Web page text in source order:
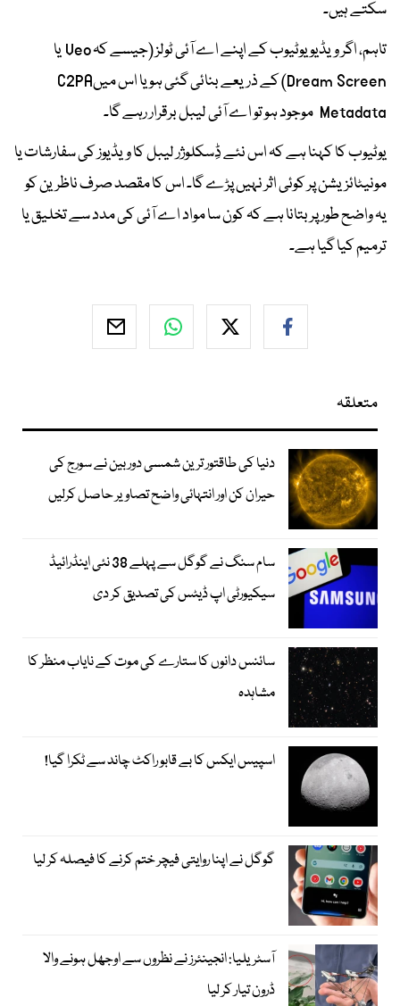
سکتے ہیں۔
تاہم، اگر ویڈیو یوٹیوب کے اپنے اے آئی ٹولز (جیسے کہ Veo یا
Dream Screen) کے ذریعے بنائی گئی ہو یا اس میںC2PA
Metadata موجود ہو تو اے آئی لیبل برقرار رہے گا۔
یوٹیوب کا کہنا ہے کہ اس نئے ڈِسکلوژر لیبل کا ویڈیوز کی سفارشات یا
مونیٹائزیشن پر کوئی اثر نہیں پڑے گا۔ اس کا مقصد صرف ناظرین کو
یہ واضح طور پر بتانا ہے کہ کون سا مواد اے آئی کی مدد سے تخلیق یا
ترمیم کیا گیا ہے۔
متعلقہ
دنیا کی طاقتور ترین شمسی دوربین نے سورج کی
حیران کن اور انتہائی واضح تصاویر حاصل کرلیں
سام سنگ نے گوگل سے پہلے 38 نئی اینڈرائیڈ
سیکیورٹی اپ ڈیٹس کی تصدیق کر دی
سائنس دانوں کا ستارے کی موت کے نایاب منظر کا
مشاہدہ
اسپیس ایکس کا بے قابو راکٹ چاند سے ٹکرا گیا!
گوگل نے اپنا روایتی فیچر ختم کرنے کا فیصلہ کر لیا
آسٹریلیا: انجینئرز نے نظروں سے اوجھل ہونے والا
ڈرون تیار کر لیا